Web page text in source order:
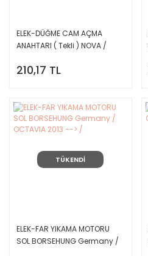
ELEK-DÜĞME CAM AÇMA
ANAHTARI ( Tekli ) NOVA /
210,17 TL
TÜKENDİ
ELEK-FAR YIKAMA MOTORU
SOL BORSEHUNG Germany /